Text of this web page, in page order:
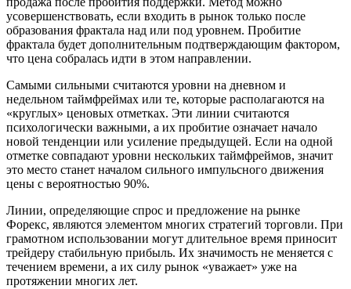
усовершенствовать, если входить в рынок только после
образования фрактала над или под уровнем. Пробитие
фрактала будет дополнительным подтверждающим фактором,
что цена собралась идти в этом направлении.
Самыми сильными считаются уровни на дневном и
недельном таймфреймах или те, которые располагаются на
«круглых» ценовых отметках. Эти линии считаются
психологически важными, а их пробитие означает начало
новой тенденции или усиление предыдущей. Если на одной
отметке совпадают уровни нескольких таймфреймов, значит
это место станет началом сильного импульсного движения
цены с вероятностью 90%.
Линии, определяющие спрос и предложение на рынке
Форекс, являются элементом многих стратегий торговли. При
грамотном использовании могут длительное время приносит
трейдеру стабильную прибыль. Их значимость не меняется с
течением времени, а их силу рынок «уважает» уже на
протяжении многих лет.